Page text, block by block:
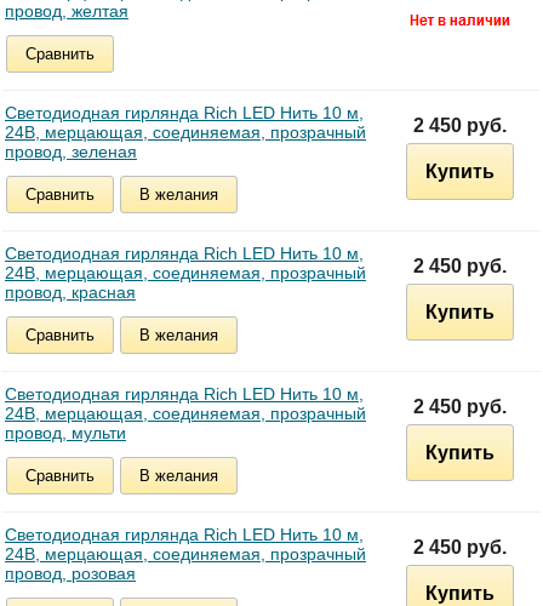
провод, желтая
Сравнить
Светодиодная гирлянда Rich LED Нить 10 м,
24В, мерцающая, соединяемая, прозрачный
провод, зеленая
Сравнить В желания
2 450 руб.
Купить
Светодиодная гирлянда Rich LED Нить 10 м,
24В, мерцающая, соединяемая, прозрачный
провод, красная
Сравнить В желания
2 450 руб.
Купить
Светодиодная гирлянда Rich LED Нить 10 м,
24В, мерцающая, соединяемая, прозрачный
провод, мульти
Сравнить В желания
2 450 руб.
Купить
Светодиодная гирлянда Rich LED Нить 10 м,
24В, мерцающая, соединяемая, прозрачный
провод, розовая
2 450 руб.
Купить